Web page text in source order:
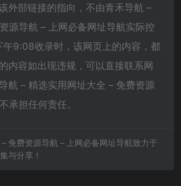
外部链接的指向，不由青禾导航 –
源导航 – 上网必备网址导航实际控
9:08收录时，该网页上的内容，都
内容如出现违规，可以直接联系网
航 – 精选实用网址大全 – 免费资源
承担任何责任。
免费资源导航 – 上网必备网址导航致力于
与分享！